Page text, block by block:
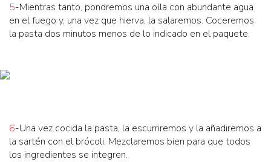
5-Mientras tanto, pondremos una olla con abundante agua
en el fuego y, una vez que hierva, la salaremos. Coceremos
la pasta dos minutos menos de lo indicado en el paquete.
6-Una vez cocida la pasta, la escurriremos y la añadiremos a
la sartén con el brócoli. Mezclaremos bien para que todos
los ingredientes se integren.